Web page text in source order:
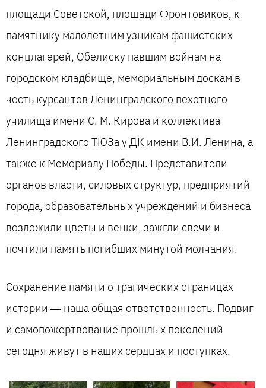
площади Советской, площади Фронтовиков, к
памятнику малолетним узникам фашистских
концлагерей, Обелиску павшим войнам на
городском кладбище, мемориальным доскам в
честь курсантов Ленинградского пехотного
училища имени С. М. Кирова и коллектива
Ленинградского ТЮЗа у ДК имени В.И. Ленина, а
также к Мемориалу Победы. Представители
органов власти, силовых структур, предприятий
города, образовательных учреждений и бизнеса
возложили цветы и венки, зажгли свечи и
почтили память погибших минутой молчания.
Сохранение памяти о трагических страницах
истории — наша общая ответственность. Подвиг
и самопожертвование прошлых поколений
сегодня живут в наших сердцах и поступках.